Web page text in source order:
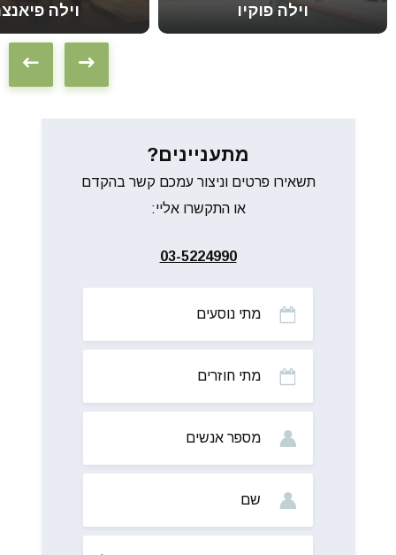
וילה פוקיו וילה
מתעניינים?
תשאירו פרטים וניצור עמכם קשר בהקדם
או התקשרו אליי:
03-5224990
אנשים